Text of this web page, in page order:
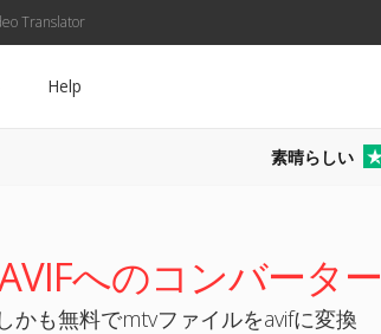
Translator
Help
素晴らしい
へのコンバーター
かも無料でmtvファイルをavifに変換